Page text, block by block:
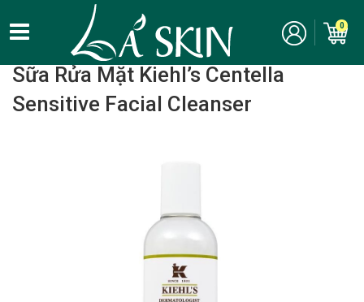
0
Home Chăm Sóc Da Mặt - Skincare/ Sữa rửa mặt
Sữa Rửa Mặt Kiehl’s Centella
Sensitive Facial Cleanser